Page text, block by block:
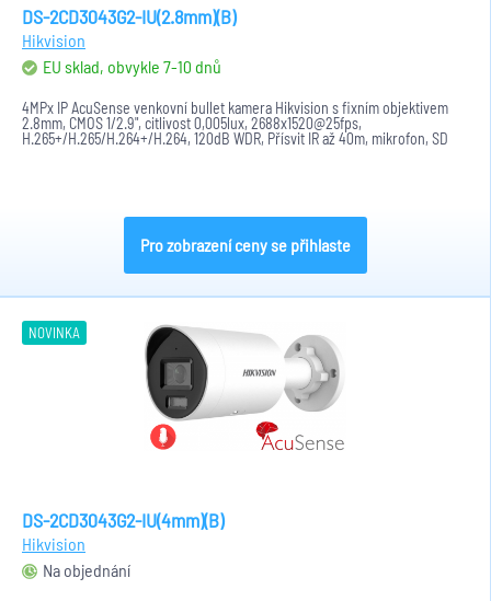
DS-2CD3043G2-IU(2.8mm)(B)
Hikvision
EU sklad, obvykle 7-10 dnů
4MPx IP AcuSense venkovní bullet kamera Hikvision s fixním objektivem
2.8mm, CMOS 1/2.9", citlivost 0,005lux, 2688x1520@25fps,
H.265+/H.265/H.264+/H.264, 120dB WDR, Přísvit IR až 40m, mikrofon, SD
Pro zobrazení ceny se přihlaste
NOVINKA
DS-2CD3043G2-IU(4mm)(B)
Hikvision
Na objednání